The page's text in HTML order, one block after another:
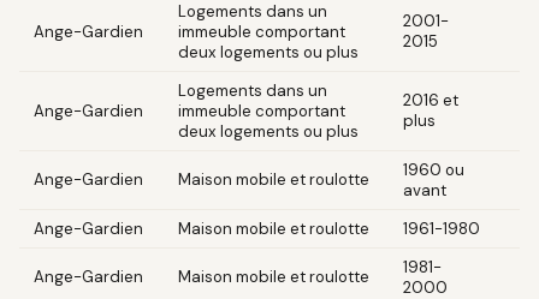
Ange-Gardien
Logements dans un
immeuble comportant
deux logements ou plus
2001-
2015
Ange-Gardien
Logements dans un
immeuble comportant
deux logements ou plus
2016 et
plus
Ange-Gardien Maison mobile et roulotte
1960 ou
avant
Ange-Gardien
Maison mobile et roulotte 1961-1980
Ange-Gardien Maison mobile et roulotte
1981-
2000